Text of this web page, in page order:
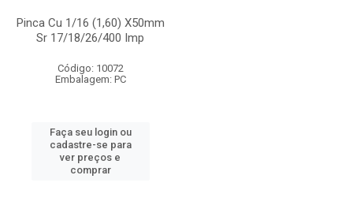
Pinca Cu 1/16 (1,60) X50mm
Sr 17/18/26/400 Imp
Código: 10072
Embalagem: PC
Faça seu login ou
cadastre-se para
ver preços e
comprar